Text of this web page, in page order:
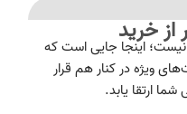
از خریداینجا جایی است که
ویژه در کنار هم قرار
ارتقا یابد.